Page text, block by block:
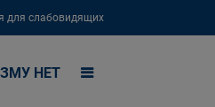
для слабовидящих
НЕТ